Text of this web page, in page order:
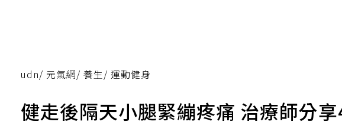
udn/ 元氣網/ 養生/ 運動健身
健走後隔天小腿緊繃疼痛 治療師分